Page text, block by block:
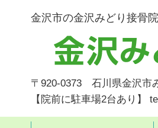
金沢市の金沢みどり接骨
〒920-0373 石川県金沢市
【院前に駐車場2台あり】